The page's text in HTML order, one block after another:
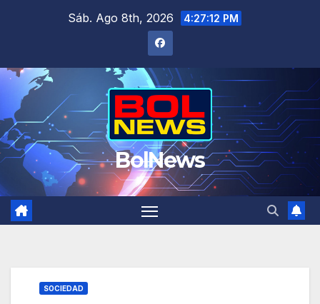
Sáb. Ago 8th, 2026 4:27:13 PM
BolNews
SOCIEDAD